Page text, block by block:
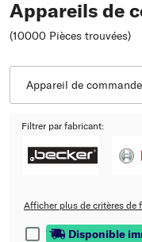
Ou choix du
Choix du modèle
Appareils de
(10000 Pièces trouvées)
Appareil de
Filtrer par fabricant:
Afficher plus de critères de
Disponible